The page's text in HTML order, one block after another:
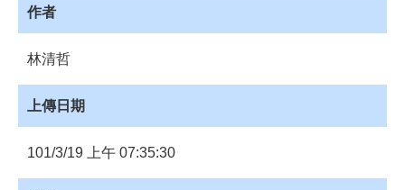
專
館
員
作者
林清哲
上傳日期
101/3/19 上午 07:35:30